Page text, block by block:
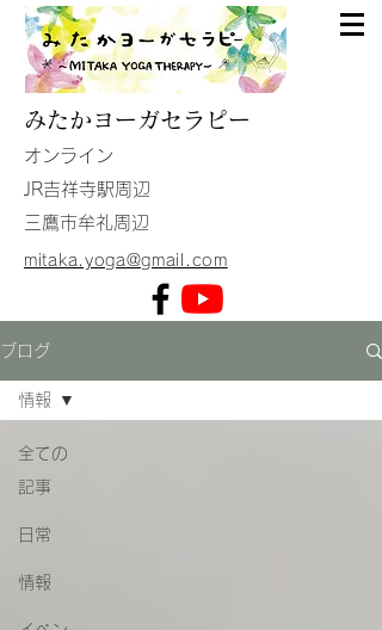
みたか ヨーガセラピー
​オンライン
JR吉祥寺駅周辺
​三鷹市牟礼周辺
mitaka.yoga@gmail.com
ブログ
全ての
記事
日常
情報
情報